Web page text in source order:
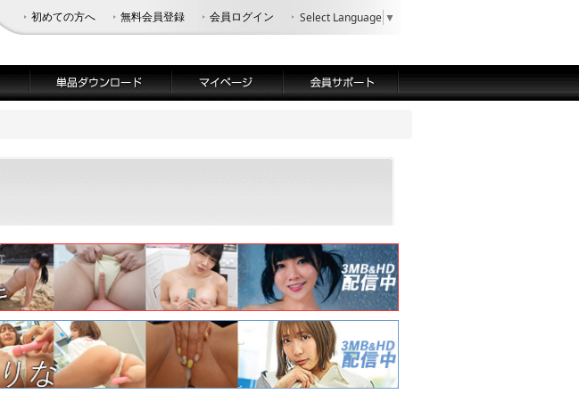
初めての方へ 無料会員登録 会員ログイン Select Language ▼